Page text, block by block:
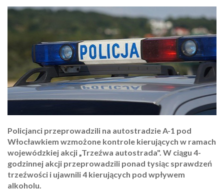
Policjanci przeprowadzili na autostradzie A-1 pod
Włocławkiem wzmożone kontrole kierujących w ramach
wojewódzkiej akcji „Trzeźwa autostrada". W ciągu 4-
godzinnej akcji przeprowadzili ponad tysiąc sprawdzeń
trzeźwości i ujawnili 4 kierujących pod wpływem
alkoholu.